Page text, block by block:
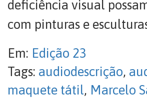
deficiência visual
com pinturas e
Em: Edição 23
Tags: audiodescrição,
maquete tátil, Marcelo